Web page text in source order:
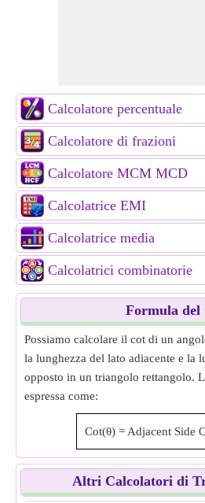
Calcolatore percentuale
Calcolatore di frazioni
Calcolatore MCM MCD
Calcolatrice EMI
Calcolatrice media
Calcolatrici combinatorie
Formula del
Possiamo calcolare il cot di un
la lunghezza del lato adiacente e la
opposto in un triangolo rettangolo.
espressa come:
Cot(θ) = Adjacent Side
Altri Calcolatori di